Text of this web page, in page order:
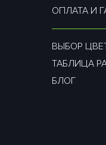
ОПЛАТА И
ВЫБОР
ТАБЛИЦА
БЛОГ